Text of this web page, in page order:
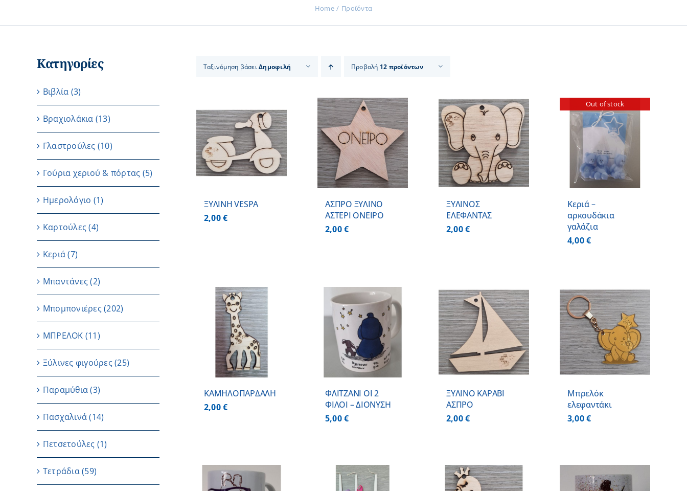
Home Προϊόντα
Ταξινόμηση βάσειΔημοφιλή Προβολή 12 προϊόντων
ΠΡΟΣΘΗΚΗ ΣΤΟ
ΞΥΛΙΝΗ VESPA
2,00€
ΠΡΟΣΘΗΚΗ ΣΤΟ
ΚΑΛΑΘΙ
/
ΛΕΠΤΟΜΕΡΕΙΕΣ
ΑΣΠΡΟ ΞΥΛΙΝΟ
ΑΣΤΕΡΙ ΟΝΕΙΡΟ
2,00€
ΠΡΟΣΘΗΚΗ ΣΤΟ
ΚΑΛΑΘΙ
/
ΛΕΠΤΟΜΕΡΕΙΕΣ
ΞΥΛΙΝΟΣ
ΕΛΕΦΑΝΤΑΣ
2,00€
Out of stock
ΛΕΠΤΟΜΕΡΕΙΕΣ
Κεριά –
αρκουδάκια
γαλάζια
4,00€
ΠΡΟΣΘΗΚΗ ΣΤΟ
ΚΑΜΗΛΟΠΑΡΔΑΛΗ
2,00€
ΠΡΟΣΘΗΚΗ ΣΤΟ
ΚΑΛΑΘΙ
ΛΕΠΤΟΜΕΡΕΙΕΣ
ΦΛΙΤΖΑΝΙ ΟΙ 2
ΦΙΛΟΙ – ΔΙΟΝΥΣΗ
5,00€
ΠΡΟΣΘΗΚΗ ΣΤΟ
ΚΑΛΑΘΙ
ΛΕΠΤΟΜΕΡΕΙΕΣ
ΞΥΛΙΝΟ ΚΑΡΑΒΙ
ΑΣΠΡΟ
2,00€
ΠΡΟΣΘΗΚΗ ΣΤΟ
ΚΑΛΑΘΙ
/
ΛΕΠΤΟΜΕΡΕΙΕΣ
Μπρελόκ
ελεφαντάκι
3,00€
Κατηγορίες
Βιβλία (3)
Βραχιολάκια (13)
Γλαστρούλες (10)
Γούρια χεριού & πόρτας (5)
Ημερολόγιο (1)
Καρτούλες (4)
Κεριά (7)
Μπαντάνες (2)
Μπομπονιέρες(202)
ΜΠΡΕΛΟΚ (11)
Ξύλινες φιγούρες(25)
Παραμύθια (3)
Πασχαλινά (14)
Πετσετούλες (1)
Τετράδια(59)